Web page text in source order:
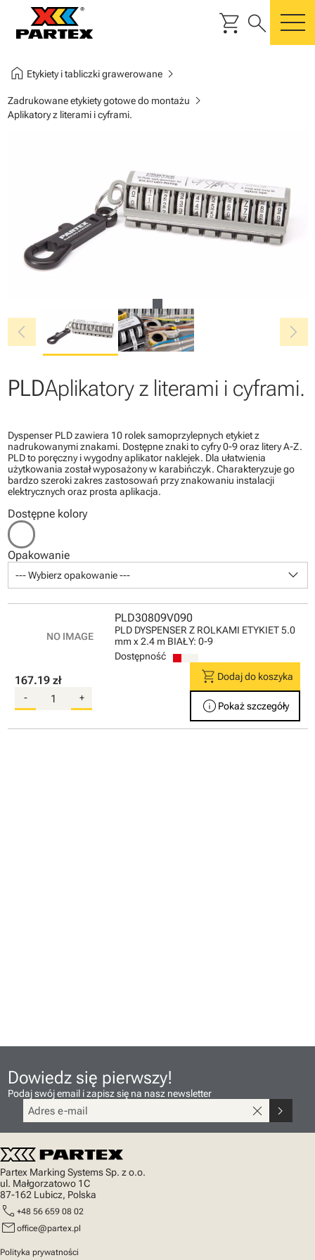
shopping_cart search
home Etykiety i tabliczki grawerowanechevron_right
Zadrukowane etykiety gotowe do montażu chevron_right
Aplikatory z literami i cyframi.
chevron_left chevron_right
PLDAplikatory z literami i cyframi.
Dyspenser PLD zawiera 10 rolek samoprzylepnych etykiet z
nadrukowanymi znakami. Dostępne znaki to cyfry 0-9 oraz litery A-Z.
PLD to poręczny i wygodny aplikator naklejek. Dla ułatwienia
użytkowania został wyposażony w karabińczyk. Charakteryzuje go
bardzo szeroki zakres zastosowań przy znakowaniu instalacji
elektrycznych oraz prosta aplikacja.
Dostępne kolory
Opakowanie
--- Wybierz opakowanie --- keyboard_arrow_down
PLD30809V090
PLD DYSPENSER Z ROLKAMI ETYKIET 5.0
mm x 2.4 m BIAŁY: 0-9
Dostępność
167.19 zł
- +
shopping_cart Dodaj do koszyka
info Pokaż szczegóły
Dowiedz się pierwszy!
Podaj swój email i zapisz się na nasz newsletter
close chevron_right
Partex Marking Systems Sp. z o.o.
ul. Małgorzatowo 1C
87-162 Lubicz, Polska
call +48 56 659 08 02
mail office@partex.pl
Polityka prywatności